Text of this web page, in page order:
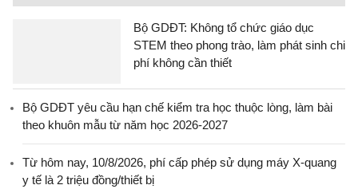
Bộ GDĐT: Không tổ chức giáo dục
STEM theo phong trào, làm phát sinh chi
phí không cần thiết
Bộ GDĐT yêu cầu hạn chế kiểm tra học thuộc lòng, làm bài
theo khuôn mẫu từ năm học 2026-2027
Từ hôm nay, 10/8/2026, phí cấp phép sử dụng máy X-quang
y tế là 2 triệu đồng/thiết bị